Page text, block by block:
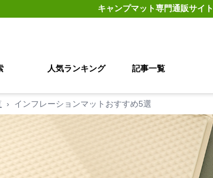
キャンプマット専門通販サイト
人気ランキング 記事一覧
› インフレーションマットおすすめ5選